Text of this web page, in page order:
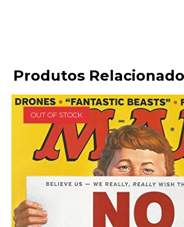
Produtos
OUT OF STOCK